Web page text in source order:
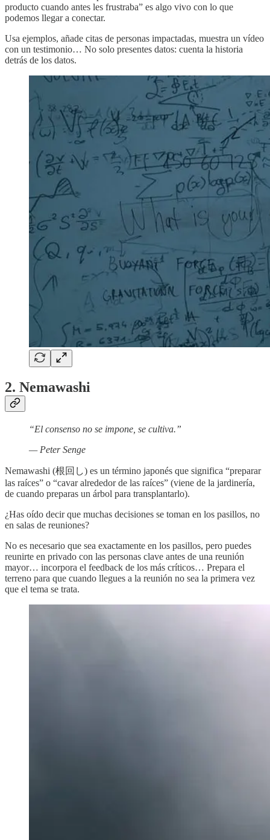
producto cuando antes les frustraba” es algo vivo con lo que
podemos llegar a conectar.
Usa ejemplos, añade citas de personas impactadas, muestra un vídeo
con un testimonio… No solo presentes datos: cuenta la historia
detrás de los datos.
2. Nemawashi
“El consenso no se impone, se cultiva.”
— Peter Senge
Nemawashi (根回し) es un término japonés que significa “preparar
las raíces” o “cavar alrededor de las raíces” (viene de la jardinería,
de cuando preparas un árbol para transplantarlo).
¿Has oído decir que muchas decisiones se toman en los pasillos, no
en salas de reuniones?
No es necesario que sea exactamente en los pasillos, pero puedes
reunirte en privado con las personas clave antes de una reunión
mayor… incorpora el feedback de los más críticos… Prepara el
terreno para que cuando llegues a la reunión no sea la primera vez
que el tema se trata.